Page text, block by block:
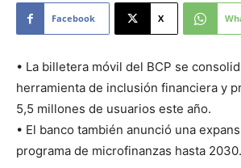
Facebook X
• La billetera móvil del BCP se
herramienta de inclusión financiera y
5,5 millones de usuarios este año.
• El banco también anunció una
programa de microfinanzas hasta 2030.